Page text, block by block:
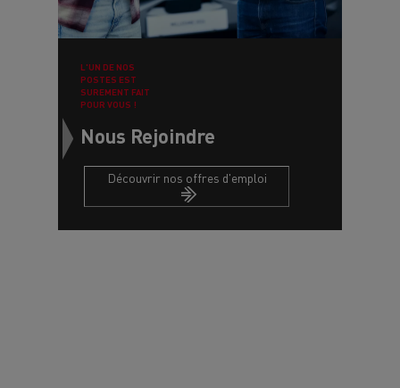
L'UN DE NOS
POSTES EST
SUREMENT FAIT
POUR VOUS !
Nous Rejoindre